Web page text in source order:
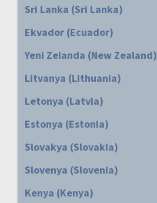
Sri Lanka (Sri Lanka)
Ekvador (Ecuador)
Yeni Zelanda (New Zealand)
Litvanya (Lithuania)
Letonya (Latvia)
Estonya (Estonia)
Slovakya (Slovakia)
Slovenya (Slovenia)
Kenya (Kenya)